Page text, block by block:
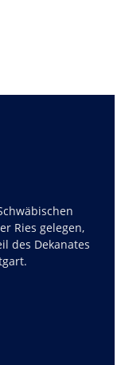
Ries gelegen,
des Dekanates